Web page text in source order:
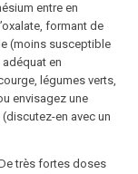
entre en
formant de
(moins susceptible
en
légumes verts,
envisagez une
en avec un
très fortes doses